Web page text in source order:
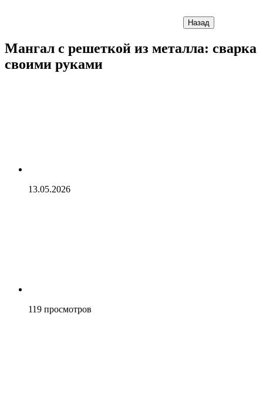
Назад
Мангал с решеткой из металла: сварка
своими руками
13.05.2026
119 просмотров